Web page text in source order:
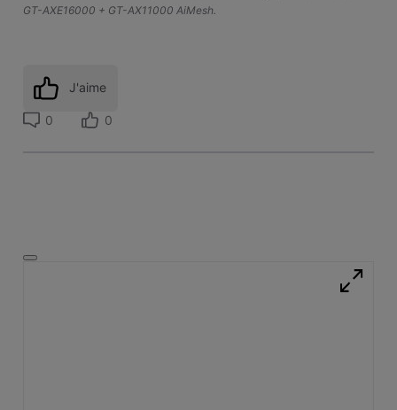
GT-AXE16000 + GT-AX11000 AiMesh.
J'aime
0 0